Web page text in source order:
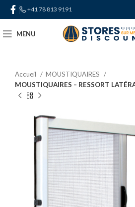
+41 78 813 9191
MENU
Accueil
MOUSTIQUAIRES
MOUSTIQUAIRES – RESSORT